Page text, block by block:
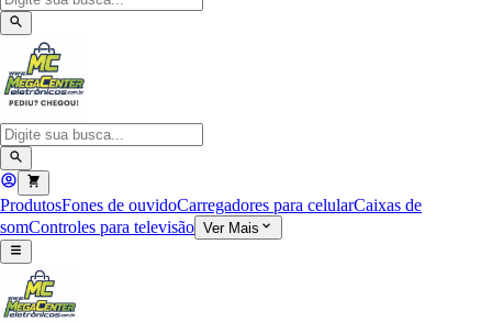
ProdutosFones de ouvidoCarregadores para celularCaixas de
somControles para televisão Ver Mais